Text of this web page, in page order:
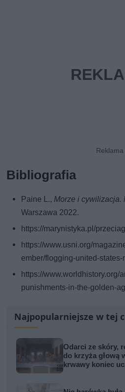
Bibliografia
Paine L.,Morze i cywilizacja.
Warszawa 2022.
https://marynistyka.pl/
https://www.usni.org/
ember/flogging-united-states-
https://www.worldhistory.org/
punishments-in-the-golden-
Najpopularniejsze w tej
Odarci ze skóry,
do krzyża głową
krwawy koniec